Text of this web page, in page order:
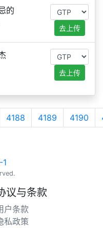
的
去上传
去上传
4188 4189 4190
议与条款
户条款
私政策